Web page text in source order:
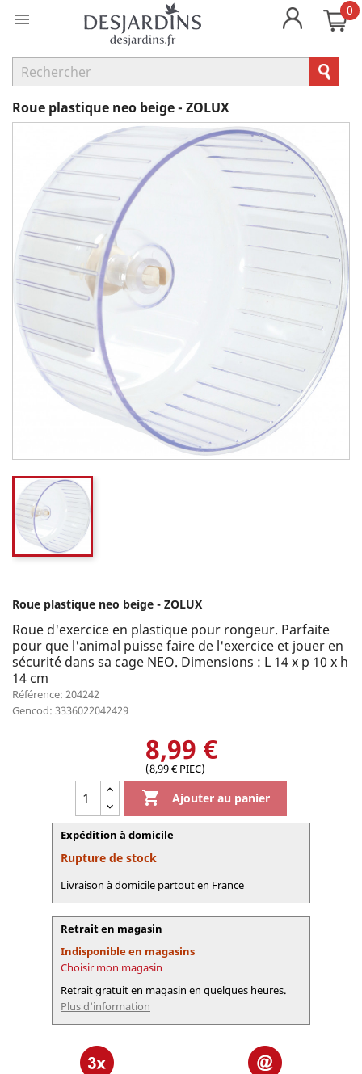
 0
Roue plastique neo beige - ZOLUX
Roue plastique neo beige - ZOLUX
Roue d'exercice en plastique pour rongeur. Parfaite
pour que l'animal puisse faire de l'exercice et jouer en
sécurité dans sa cage NEO. Dimensions : L 14 x p 10 x h
14 cm
Référence: 204242
Gencod: 3336022042429
8,99 €
(8,99 € PIEC)
 Ajouter au panier
Expédition à domicile
Rupture de stock
Livraison à domicile partout en France
Retrait en magasin
Indisponible en magasins
Choisir mon magasin
Retrait gratuit en magasin en quelques heures.
Plus d'information